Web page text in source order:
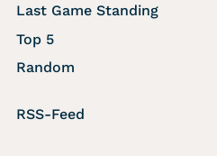
Last Game Standing
Top 5
Random
RSS-Feed